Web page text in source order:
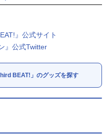
』公式サイト
』公式Twitter
BEAT!」のグッズを探す